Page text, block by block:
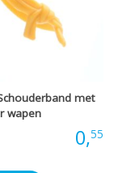
met
wapen
0,55